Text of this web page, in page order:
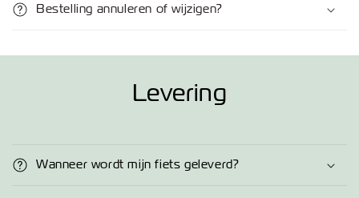
Bestelling annuleren of wijzigen?
Levering
Wanneer wordt mijn fiets geleverd?